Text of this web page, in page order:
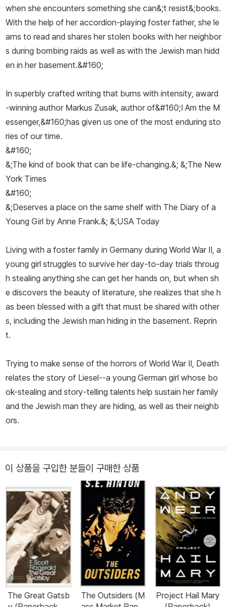
when she encounters something she can&;t resist&;books.
With the help of her accordion-playing foster father, she le
arns to read and shares her stolen books with her neighbor
s during bombing raids as well as with the Jewish man hidd
en in her basement.&#160;
In superbly crafted writing that burns with intensity, award
-winning author Markus Zusak, author of&#160;I Am the M
essenger,&#160;has given us one of the most enduring sto
ries of our time.
&#160;
&;The kind of book that can be life-changing.&; &;The New
York Times
&#160;
&;Deserves a place on the same shelf with The Diary of a
Young Girl by Anne Frank.&; &;USA Today
Living with a foster family in Germany during World War II, a
young girl struggles to survive her day-to-day trials throug
h stealing anything she can get her hands on, but when sh
e discovers the beauty of literature, she realizes that she h
as been blessed with a gift that must be shared with other
s, including the Jewish man hiding in the basement. Reprin
t.
Trying to make sense of the horrors of World War II, Death
relates the story of Liesel--a young German girl whose bo
ok-stealing and story-telling talents help sustain her family
and the Jewish man they are hiding, as well as their neighb
ors.
이 상품을 구입한 분들이 구매한 상품
The Great Gatsb
The Outsiders (M
Project Hail Mary